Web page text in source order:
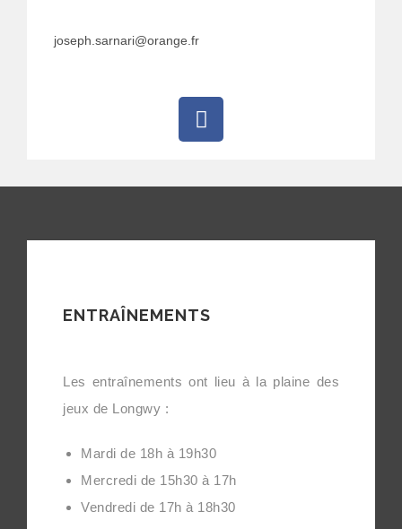
joseph.sarnari@orange.fr
ENTRAÎNEMENTS
Les entraînements ont lieu à la plaine des
jeux de Longwy :
Mardi de 18h à 19h30
Mercredi de 15h30 à 17h
Vendredi de 17h à 18h30